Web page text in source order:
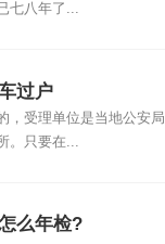
七八年了...
过户
，受理单位是当地公安局
。只要在...
么年检?